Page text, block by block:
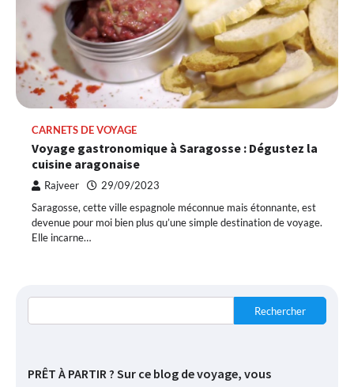
CARNETS DE VOYAGE
Voyage gastronomique à Saragosse : Dégustez la
cuisine aragonaise
Rajveer 29/09/2023
Saragosse, cette ville espagnole méconnue mais étonnante, est
devenue pour moi bien plus qu’une simple destination de voyage.
Elle incarne…
Rechercher
PRÊT À PARTIR ? Sur ce blog de voyage, vous